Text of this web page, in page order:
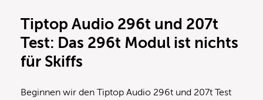
Tiptop Audio 296t und 207t
Test: Das 296t Modul ist nichts
für Skiffs
Beginnen wir den Tiptop Audio 296t und 207t Test